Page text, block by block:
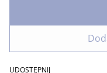
UDOSTĘPNIJ